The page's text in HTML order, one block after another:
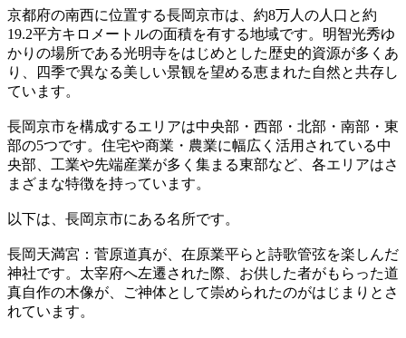
京都府の南西に位置する長岡京市は、約8万人の人口と約
19.2平方キロメートルの面積を有する地域です。明智光秀ゆ
かりの場所である光明寺をはじめとした歴史的資源が多くあ
り、四季で異なる美しい景観を望める恵まれた自然と共存し
ています。
長岡京市を構成するエリアは中央部・西部・北部・南部・東
部の5つです。住宅や商業・農業に幅広く活用されている中
央部、工業や先端産業が多く集まる東部など、各エリアはさ
まざまな特徴を持っています。
以下は、長岡京市にある名所です。
長岡天満宮：菅原道真が、在原業平らと詩歌管弦を楽しんだ
神社です。太宰府へ左遷された際、お供した者がもらった道
真自作の木像が、ご神体として崇められたのがはじまりとさ
れています。